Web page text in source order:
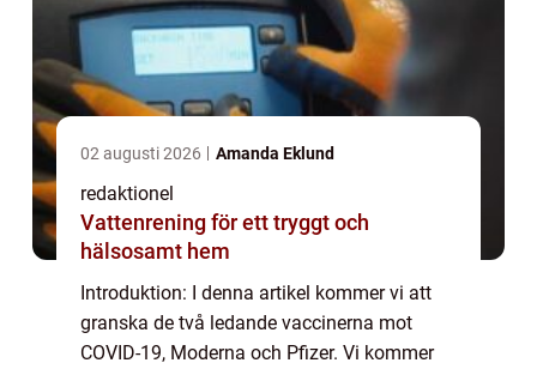
02 augusti 2026 Amanda Eklund
redaktionel
Vattenrening för ett tryggt och
hälsosamt hem
Introduktion: I denna artikel kommer vi att
granska de två ledande vaccinerna mot
COVID-19, Moderna och Pfizer. Vi kommer